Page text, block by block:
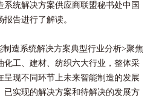
系统解决方案供应商联盟秘书处中国
告进行了解读。
制造系统解决方案典型行业分析>聚焦
化工、建材、纺织六大行业，整体采
呈现不同环节上未来智能制造的发展
已实现的解决方案和待解决的发展方